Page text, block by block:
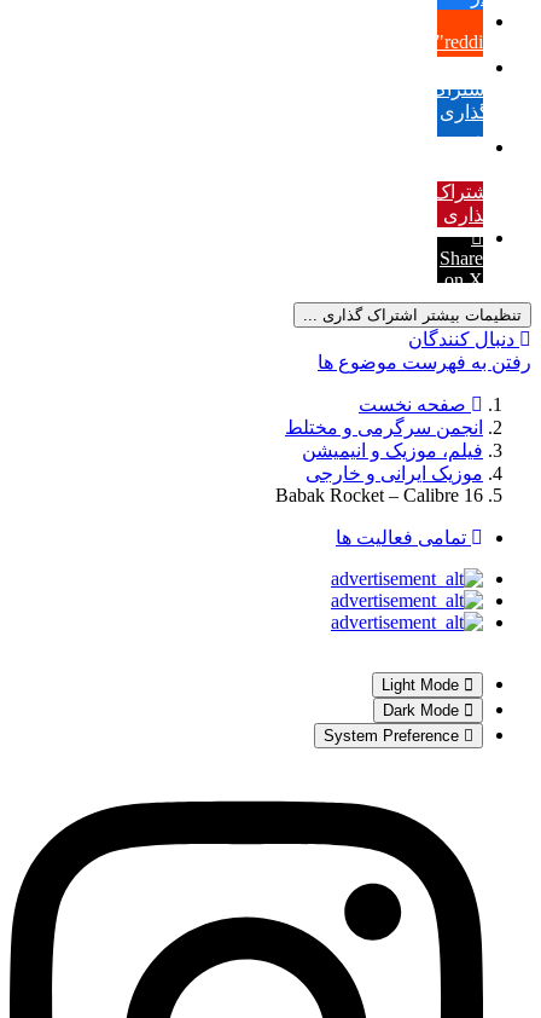
بوک
اشتراک
گذاری
در
اشتراک
گذاری
در
Pinterest
Share
on X
تنظیمات بیشتر اشتراک گذاری ...
دنبال کنندگان
رفتن به فهرست موضوع ها
صفحه نخست
انجمن سرگرمی و مختلط
فیلم، موزیک و انیمیشن
موزیک ایرانی و خارجی
Babak Rocket – Calibre 16
تمامی فعالیت ها
Light Mode
Dark Mode
System Preference